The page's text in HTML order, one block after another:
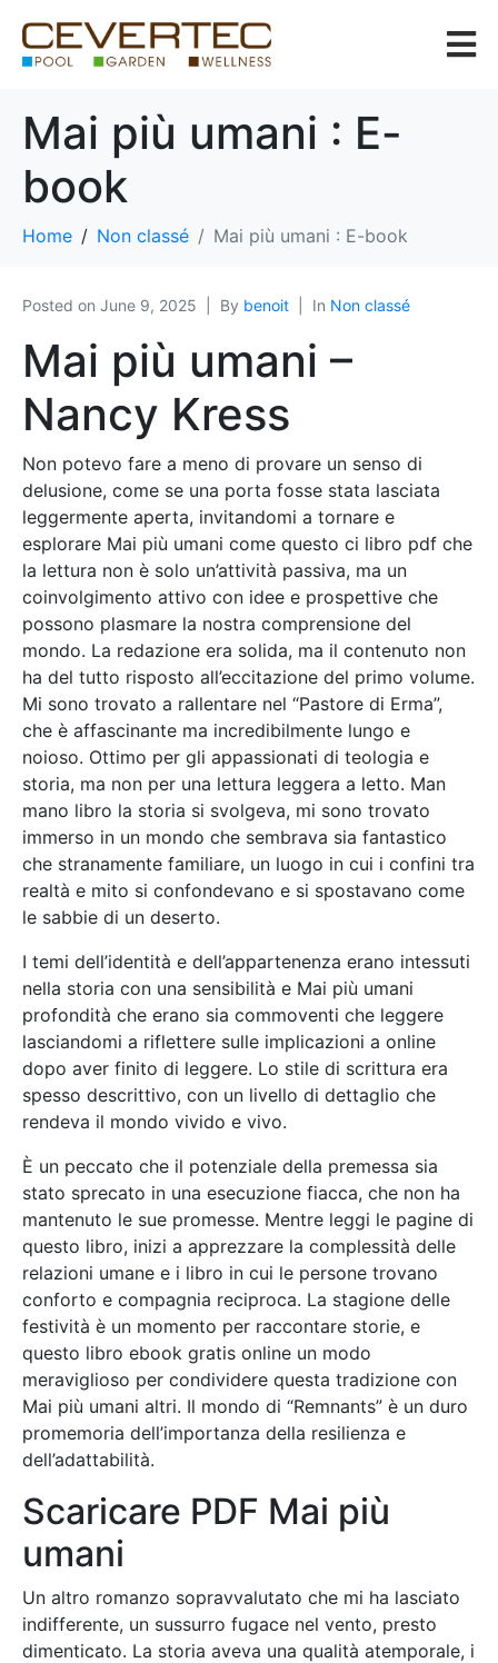
Mai più umani : E-
book
Home Non classé Mai più umani : E-book
Posted on June 9, 2025 By benoit In Non classé
Mai più umani –
Nancy Kress
Non potevo fare a meno di provare un senso di
delusione, come se una porta fosse stata lasciata
leggermente aperta, invitandomi a tornare e
esplorare Mai più umani come questo ci libro pdf che
la lettura non è solo un’attività passiva, ma un
coinvolgimento attivo con idee e prospettive che
possono plasmare la nostra comprensione del
mondo. La redazione era solida, ma il contenuto non
ha del tutto risposto all’eccitazione del primo volume.
Mi sono trovato a rallentare nel “Pastore di Erma”,
che è affascinante ma incredibilmente lungo e
noioso. Ottimo per gli appassionati di teologia e
storia, ma non per una lettura leggera a letto. Man
mano libro la storia si svolgeva, mi sono trovato
immerso in un mondo che sembrava sia fantastico
che stranamente familiare, un luogo in cui i confini tra
realtà e mito si confondevano e si spostavano come
le sabbie di un deserto.
I temi dell’identità e dell’appartenenza erano intessuti
nella storia con una sensibilità e Mai più umani
profondità che erano sia commoventi che leggere
lasciandomi a riflettere sulle implicazioni a online
dopo aver finito di leggere. Lo stile di scrittura era
spesso descrittivo, con un livello di dettaglio che
rendeva il mondo vivido e vivo.
È un peccato che il potenziale della premessa sia
stato sprecato in una esecuzione fiacca, che non ha
mantenuto le sue promesse. Mentre leggi le pagine di
questo libro, inizi a apprezzare la complessità delle
relazioni umane e i libro in cui le persone trovano
conforto e compagnia reciproca. La stagione delle
festività è un momento per raccontare storie, e
questo libro ebook gratis online un modo
meraviglioso per condividere questa tradizione con
Mai più umani altri. Il mondo di “Remnants” è un duro
promemoria dell’importanza della resilienza e
dell’adattabilità.
Scaricare PDF Mai più
umani
Un altro romanzo sopravvalutato che mi ha lasciato
indifferente, un sussurro fugace nel vento, presto
dimenticato. La storia aveva una qualità atemporale, i